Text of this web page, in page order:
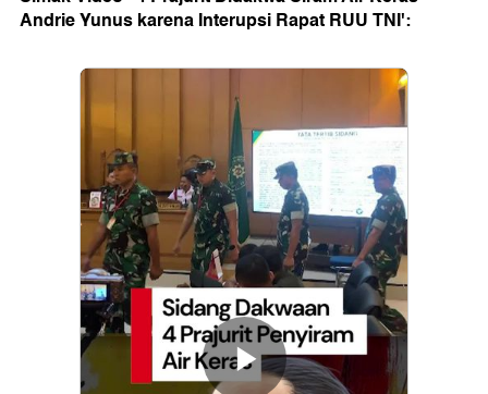
Andrie Yunus karena Interupsi Rapat RUU TNI':